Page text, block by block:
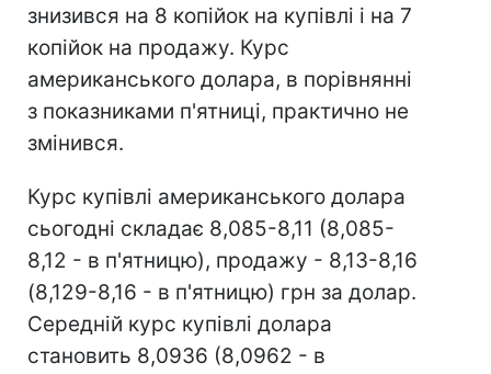
знизився на 8 копійок на купівлі і на 7
копійок на продажу. Курс
американського долара, в порівнянні
з показниками п'ятниці, практично не
змінився.
Курс купівлі американського долара
сьогодні складає 8,085-8,11 (8,085-
8,12 - в п'ятницю), продажу - 8,13-8,16
(8,129-8,16 - в п'ятницю) грн за долар.
Середній курс купівлі долара
становить 8,0936 (8,0962 - в